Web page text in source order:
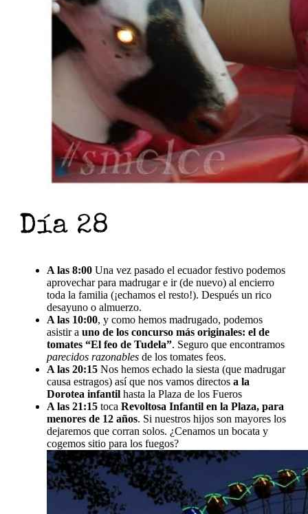
Día 28
A las 8:00 Una vez pasado el ecuador festivo podemos
aprovechar para madrugar e ir (de nuevo) al encierro
toda la familia (¡echamos el resto!). Después un rico
desayuno o almuerzo.
A las 10:00, y como hemos madrugado, podemos
asistir a uno de los concurso más originales: el de
tomates “El feo de Tudela”. Seguro que encontramos
parecidos razonables de los tomates feos.
A las 20:15 Nos hemos echado la siesta (que madrugar
causa estragos) así que nos vamos directos a la
Dorotea infantil hasta la Plaza de los Fueros
A las 21:15 toca Revoltosa Infantil en la Plaza, para
menores de 12 años. Si nuestros hijos son mayores los
dejaremos que corran solos. ¿Cenamos un bocata y
cogemos sitio para los fuegos?